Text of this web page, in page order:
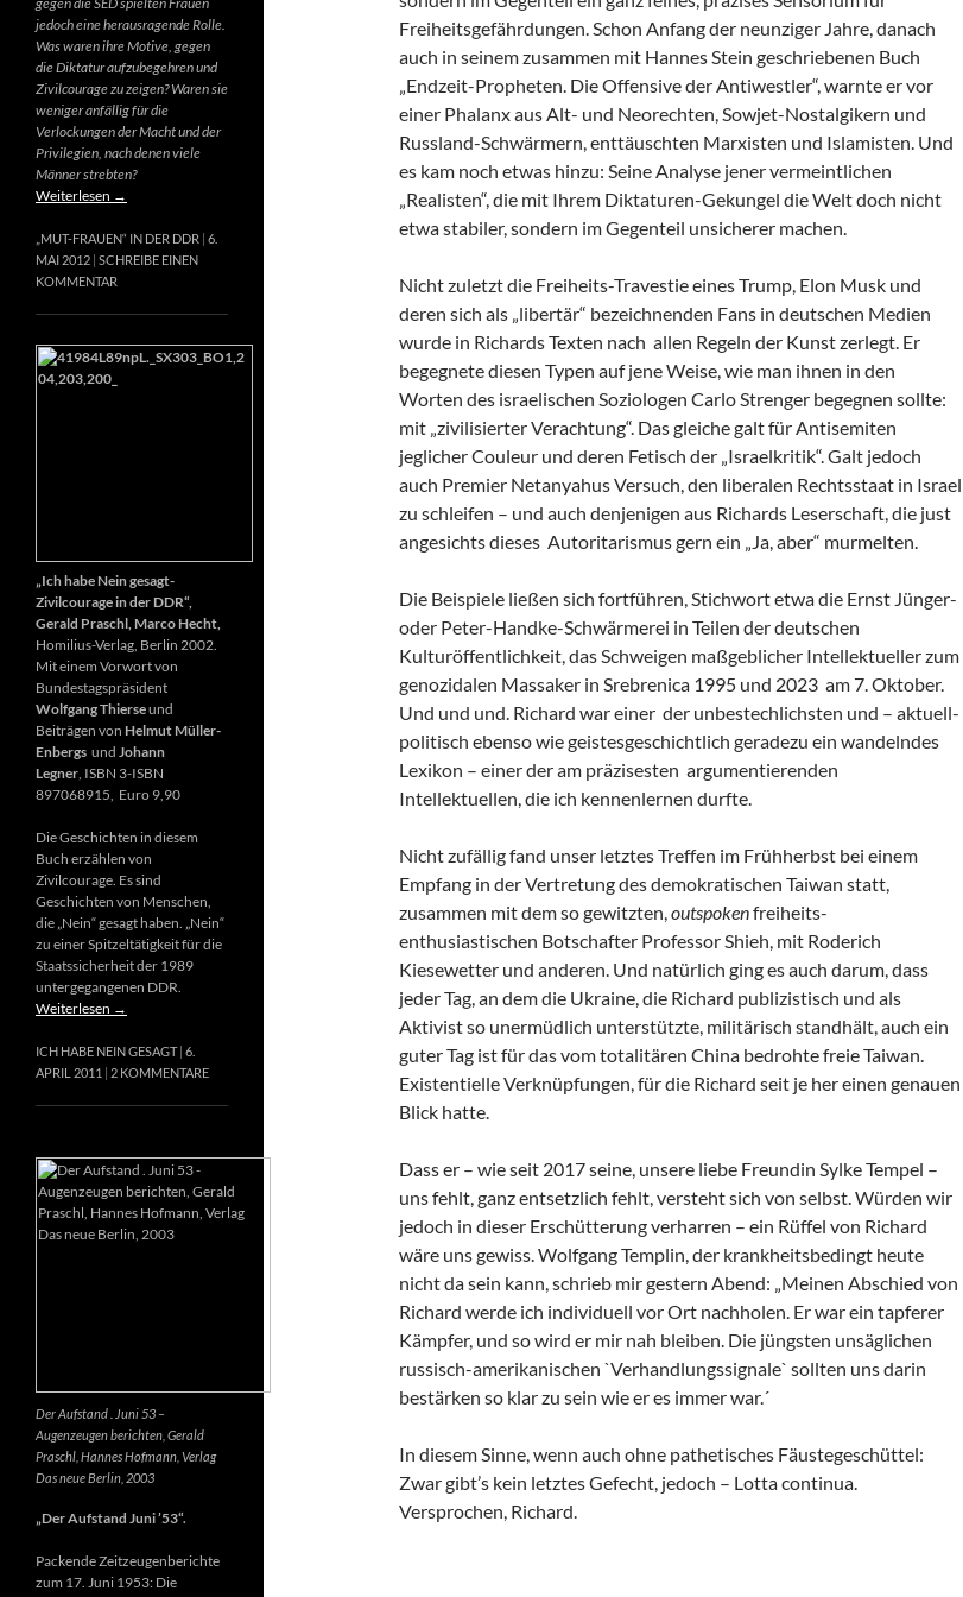
Freiheitsgefährdungen. Schon Anfang der neunziger Jahre, danach
auch in seinem zusammen mit Hannes Stein geschriebenen Buch
„Endzeit-Propheten. Die Offensive der Antiwestler“, warnte er vor
einer Phalanx aus Alt- und Neorechten, Sowjet-Nostalgikern und
Russland-Schwärmern, enttäuschten Marxisten und Islamisten. Und
es kam noch etwas hinzu: Seine Analyse jener vermeintlichen
„Realisten“, die mit Ihrem Diktaturen-Gekungel die Welt doch nicht
etwa stabiler, sondern im Gegenteil unsicherer machen.
Nicht zuletzt die Freiheits-Travestie eines Trump, Elon Musk und
deren sich als „libertär“ bezeichnenden Fans in deutschen Medien
wurde in Richards Texten nach allen Regeln der Kunst zerlegt. Er
begegnete diesen Typen auf jene Weise, wie man ihnen in den
Worten des israelischen Soziologen Carlo Strenger begegnen sollte:
mit „zivilisierter Verachtung“. Das gleiche galt für Antisemiten
jeglicher Couleur und deren Fetisch der „Israelkritik“. Galt jedoch
auch Premier Netanyahus Versuch, den liberalen Rechtsstaat in Israel
zu schleifen – und auch denjenigen aus Richards Leserschaft, die just
angesichts dieses Autoritarismus gern ein „Ja, aber“ murmelten.
Die Beispiele ließen sich fortführen, Stichwort etwa die Ernst Jünger-
oder Peter-Handke-Schwärmerei in Teilen der deutschen
Kulturöffentlichkeit, das Schweigen maßgeblicher Intellektueller zum
genozidalen Massaker in Srebrenica 1995 und 2023 am 7. Oktober.
Und und und. Richard war einer der unbestechlichsten und – aktuell-
politisch ebenso wie geistesgeschichtlich geradezu ein wandelndes
Lexikon – einer der am präzisesten argumentierenden
Intellektuellen, die ich kennenlernen durfte.
Nicht zufällig fand unser letztes Treffen im Frühherbst bei einem
Empfang in der Vertretung des demokratischen Taiwan statt,
zusammen mit dem so gewitzten, outspokenfreiheits-
enthusiastischen Botschafter Professor Shieh, mit Roderich
Kiesewetter und anderen. Und natürlich ging es auch darum, dass
jeder Tag, an dem die Ukraine, die Richard publizistisch und als
Aktivist so unermüdlich unterstützte, militärisch standhält, auch ein
guter Tag ist für das vom totalitären China bedrohte freie Taiwan.
Existentielle Verknüpfungen, für die Richard seit je her einen genauen
Blick hatte.
Dass er – wie seit 2017 seine, unsere liebe Freundin Sylke Tempel –
uns fehlt, ganz entsetzlich fehlt, versteht sich von selbst. Würden wir
jedoch in dieser Erschütterung verharren – ein Rüffel von Richard
wäre uns gewiss. Wolfgang Templin, der krankheitsbedingt heute
nicht da sein kann, schrieb mir gestern Abend: „Meinen Abschied von
Richard werde ich individuell vor Ort nachholen. Er war ein tapferer
Kämpfer, und so wird er mir nah bleiben. Die jüngsten unsäglichen
russisch-amerikanischen `Verhandlungssignale` sollten uns darin
bestärken so klar zu sein wie er es immer war.´
In diesem Sinne, wenn auch ohne pathetisches Fäustegeschüttel:
Zwar gibt’s kein letztes Gefecht, jedoch – Lotta continua.
Versprochen, Richard.
jedoch eine herausragende Rolle.
Was waren ihre Motive, gegen
die Diktatur aufzubegehren und
Zivilcourage zu zeigen? Waren sie
weniger anfällig für die
Verlockungen der Macht und der
Privilegien, nach denen viele
Männer strebten?
Weiterlesen →
„MUT-FRAUEN“ IN DER DDR 6.
MAI 2012 SCHREIBE EINEN
KOMMENTAR
„Ich habe Nein gesagt-
Zivilcourage in der DDR“,
Gerald Praschl, Marco Hecht,
Homilius-Verlag, Berlin 2002.
Mit einem Vorwort von
Bundestagspräsident
Wolfgang Thierseund
Beiträgen von Helmut Müller-
Enbergs und Johann
Legner , ISBN 3-ISBN
897068915, Euro 9,90
Die Geschichten in diesem
Buch erzählen von
Zivilcourage. Es sind
Geschichten von Menschen,
die „Nein“ gesagt haben. „Nein“
zu einer Spitzeltätigkeit für die
Staatssicherheit der 1989
untergegangenen DDR.
Weiterlesen →
ICH HABE NEIN GESAGT 6.
APRIL 2011
2 KOMMENTARE
Der Aufstand . Juni 53 –
Augenzeugen berichten, Gerald
Praschl, Hannes Hofmann, Verlag
Das neue Berlin, 2003
„Der Aufstand Juni ’53“.
Packende Zeitzeugenberichte
zum 17. Juni 1953: Die